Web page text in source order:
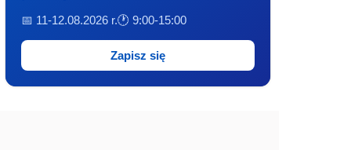
📅 11-12.08.2026 r.🕐 9:00-15:00
Zapisz się